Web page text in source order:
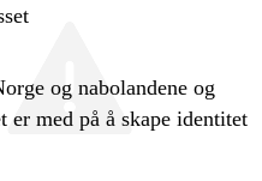
og nabolandene og
med på å skape identitet